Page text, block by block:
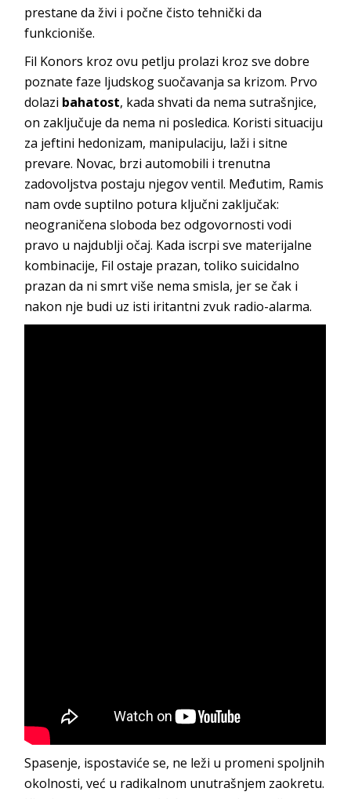
prestane da živi i počne čisto tehnički da
funkcioniše.
Fil Konors kroz ovu petlju prolazi kroz sve dobre
poznate faze ljudskog suočavanja sa krizom. Prvo
dolazi bahatost, kada shvati da nema sutrašnjice,
on zaključuje da nema ni posledica. Koristi situaciju
za jeftini hedonizam, manipulaciju, laži i sitne
prevare. Novac, brzi automobili i trenutna
zadovoljstva postaju njegov ventil. Međutim, Ramis
nam ovde suptilno potura ključni zaključak:
neograničena sloboda bez odgovornosti vodi
pravo u najdublji očaj. Kada iscrpi sve materijalne
kombinacije, Fil ostaje prazan, toliko suicidalno
prazan da ni smrt više nema smisla, jer se čak i
nakon nje budi uz isti iritantni zvuk radio-alarma.
Spasenje, ispostaviće se, ne leži u promeni spoljnih
okolnosti, već u radikalnom unutrašnjem zaokretu.